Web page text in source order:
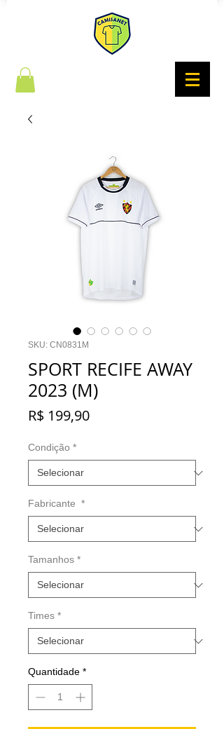
SKU: CN0831M
SPORT RECIFE AWAY
2023 (M)
R$ 199,90Preço
Condição *
Fabricante *
Tamanhos *
Times *
Quantidade *